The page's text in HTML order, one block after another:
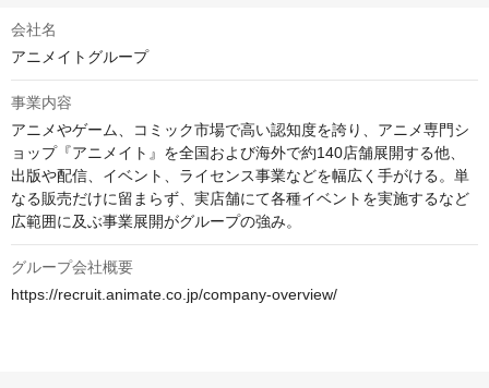
会社名
アニメイトグループ
事業内容
アニメやゲーム、コミック市場で高い認知度を誇り、アニメ専門シ
ョップ『アニメイト』を全国および海外で約140店舗展開する他、
出版や配信、イベント、ライセンス事業などを幅広く手がける。単
なる販売だけに留まらず、実店舗にて各種イベントを実施するなど
広範囲に及ぶ事業展開がグループの強み。
グループ会社概要
https://recruit.animate.co.jp/company-overview/